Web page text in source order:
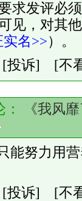
求发评必
见，对其
名>>）。
[投诉]
[不
：
《我风
能努力用
[投诉]
[不